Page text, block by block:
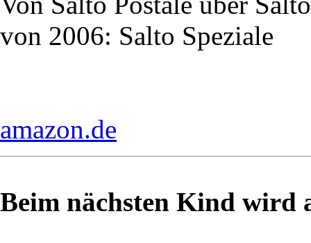
von 2006: Salto Speziale
amazon.de
Beim nächsten Kind wird